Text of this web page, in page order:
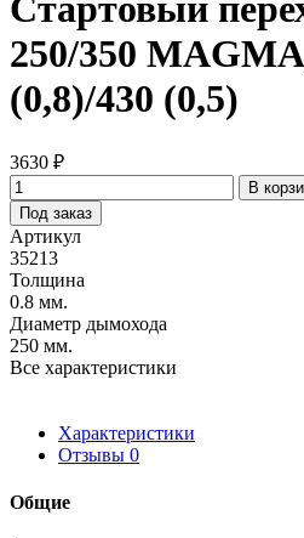
Стартовый
250/350
(0,8)/430 (0,5)
3630 ₽
В
Под заказ
Артикул
35213
Толщина
0.8 мм.
Диаметр дымохода
250 мм.
Все характеристики
Характеристики
Отзывы 0
Общие